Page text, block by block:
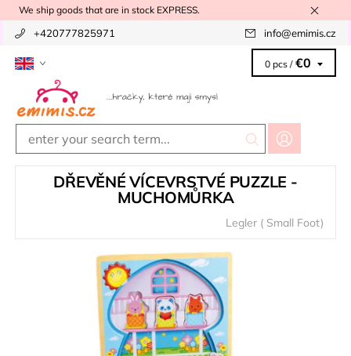
We ship goods that are in stock EXPRESS.
+420777825971 info@emimis.cz
0 pcs / €0
DŘEVĚNÉ VÍCEVRSTVÉ PUZZLE -
MUCHOMŮRKA
Legler ( Small Foot)